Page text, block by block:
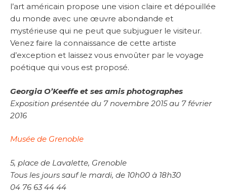
l’art américain propose une vision claire et dépouillée
du monde avec une œuvre abondande et
mystérieuse qui ne peut que subjuguer le visiteur.
Venez faire la connaissance de cette artiste
d’exception et laissez vous envoûter par le voyage
poétique qui vous est proposé.
Georgia O’Keeffe et ses amis photographes
Exposition présentée du 7 novembre 2015 au 7 février
2016
Musée de Grenoble
5, place de Lavalette, Grenoble
Tous les jours sauf le mardi, de 10h00 à 18h30
04 76 63 44 44